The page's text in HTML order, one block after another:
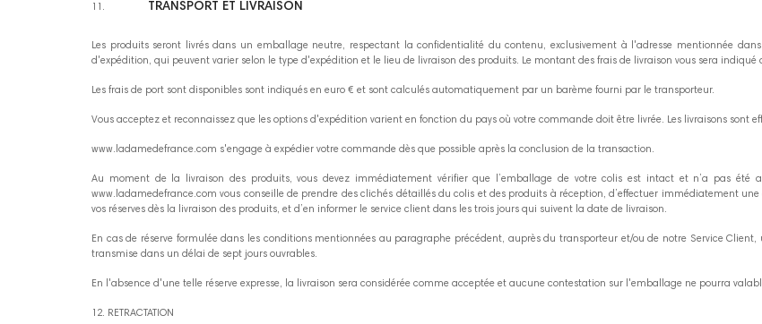
11. TRANSPORT ET LIVRAISON
Les produits seront livrés dans un emballage neutre, respectant la confidentialité du contenu, exclusivement à l'adresse mentionnée
d'expédition, qui peuvent varier selon le type d'expédition et le lieu de livraison des produits. Le montant des frais de livraison vous sera
Les frais de port sont disponibles sont indiqués en euro € et sont calculés automatiquement par un barème fourni par le transporteur.
Vous acceptez et reconnaissez que les options d'expédition varient en fonction du pays où votre commande doit être livrée. Les livraisons sont
www.ladamedefrance.com s'engage à expédier votre commande dès que possible après la conclusion de la transaction.
Au moment de la livraison des produits, vous devez immédiatement vérifier que l’emballage de votre colis est intact et n’a pas été
www.ladamedefrance.com vous conseille de prendre des clichés détaillés du colis et des produits à réception, d’effectuer immédiatement
vos réserves dès la livraison des produits, et d’en informer le service client dans les trois jours qui suivent la date de livraison.
En cas de réserve formulée dans les conditions mentionnées au paragraphe précédent, auprès du transporteur et/ou de notre Service
transmise dans un délai de sept jours ouvrables.
En l'absence d'une telle réserve expresse, la livraison sera considérée comme acceptée et aucune contestation sur l'emballage ne pourra
12. RETRACTATION